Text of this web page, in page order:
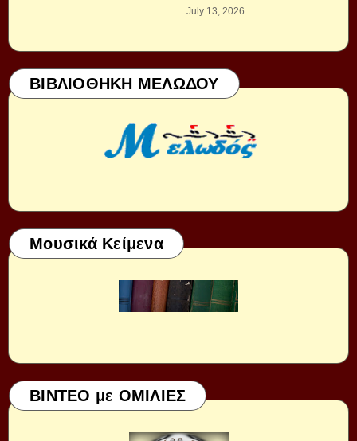
July 13, 2026
ΒΙΒΛΙΟΘΗΚΗ ΜΕΛΩΔΟΥ
Μουσικά Κείμενα
ΒΙΝΤΕΟ με ΟΜΙΛΙΕΣ